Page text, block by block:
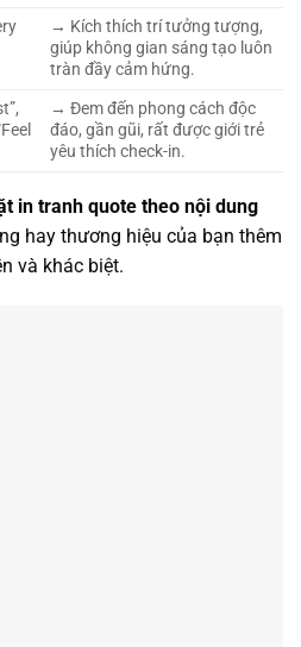
→ Kích thích trí tưởng tượng,
giúp không gian sáng tạo luôn
tràn đầy cảm hứng.
→ Đem đến phong cách độc
đáo, gần gũi, rất được giới trẻ
yêu thích check-in.
in tranh quote theo nội dung
hay thương hiệu của bạn thêm
và khác biệt.